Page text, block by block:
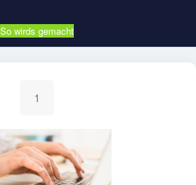
So wirds gemacht
1